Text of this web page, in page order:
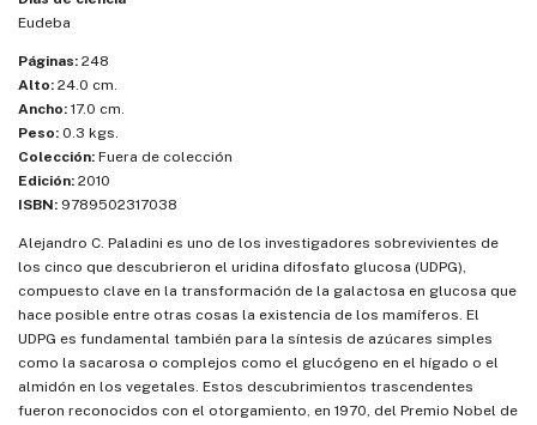
Eudeba
Páginas: 248
Alto: 24.0 cm.
Ancho: 17.0 cm.
Peso: 0.3 kgs.
Colección: Fuera de colección
Edición: 2010
ISBN: 9789502317038
Alejandro C. Paladini es uno de los investigadores sobrevivientes de
los cinco que descubrieron el uridina difosfato glucosa (UDPG),
compuesto clave en la transformación de la galactosa en glucosa que
hace posible entre otras cosas la existencia de los mamíferos. El
UDPG es fundamental también para la síntesis de azúcares simples
como la sacarosa o complejos como el glucógeno en el hígado o el
almidón en los vegetales. Estos descubrimientos trascendentes
fueron reconocidos con el otorgamiento, en 1970, del Premio Nobel de